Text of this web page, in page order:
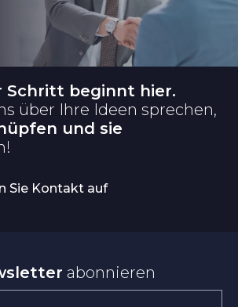
Schritt beginnt hier.
über Ihre Ideen sprechen,
und sie
Sie Kontakt auf
abonnieren